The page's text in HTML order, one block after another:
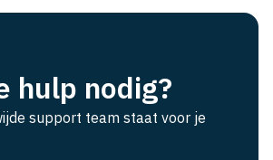
hulp nodig?
support team staat voor je